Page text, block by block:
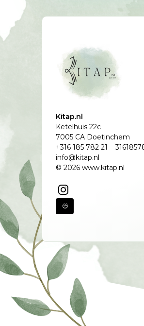
Kitap.nl
Ketelhuis 22c
7005 CA Doetinchem
+316 185 782 21
info@kitap.nl
© 2026 www.kitap.nl